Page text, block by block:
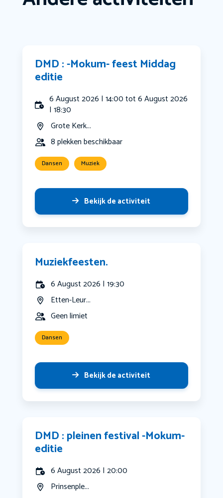
DMD : -Mokum- feest Middag
editie
6 August 2026 | 14:00 tot 6 August 2026
| 18:30
Grote Kerk...
8 plekken beschikbaar
Dansen Muziek
Bekijk de activiteit
Muziekfeesten.
6 August 2026 | 19:30
Etten-Leur...
Geen limiet
Dansen
Bekijk de activiteit
DMD : pleinen festival -Mokum-
editie
6 August 2026 | 20:00
Prinsenple...